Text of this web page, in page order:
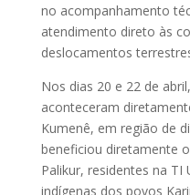
no acompanhamento
atendimento direto às
deslocamentos
Nos dias 20 e 22 de
aconteceram
Kumenê, em região de
beneficiou diretamente
Palikur, residentes na TI
indígenas dos povos